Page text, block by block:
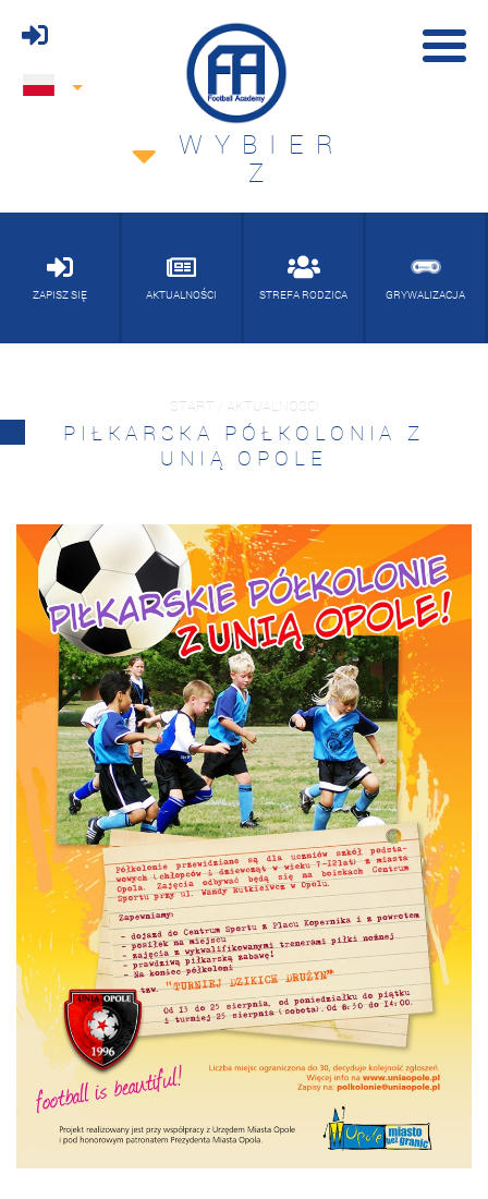
WYBIER
Z
ZAPISZ SIĘ AKTUALNOŚCI STREFA RODZICA GRYWALIZACJA
START / AKTUALNOŚCI
PIŁKARSKA PÓŁKOLONIA Z
UNIĄ OPOLE